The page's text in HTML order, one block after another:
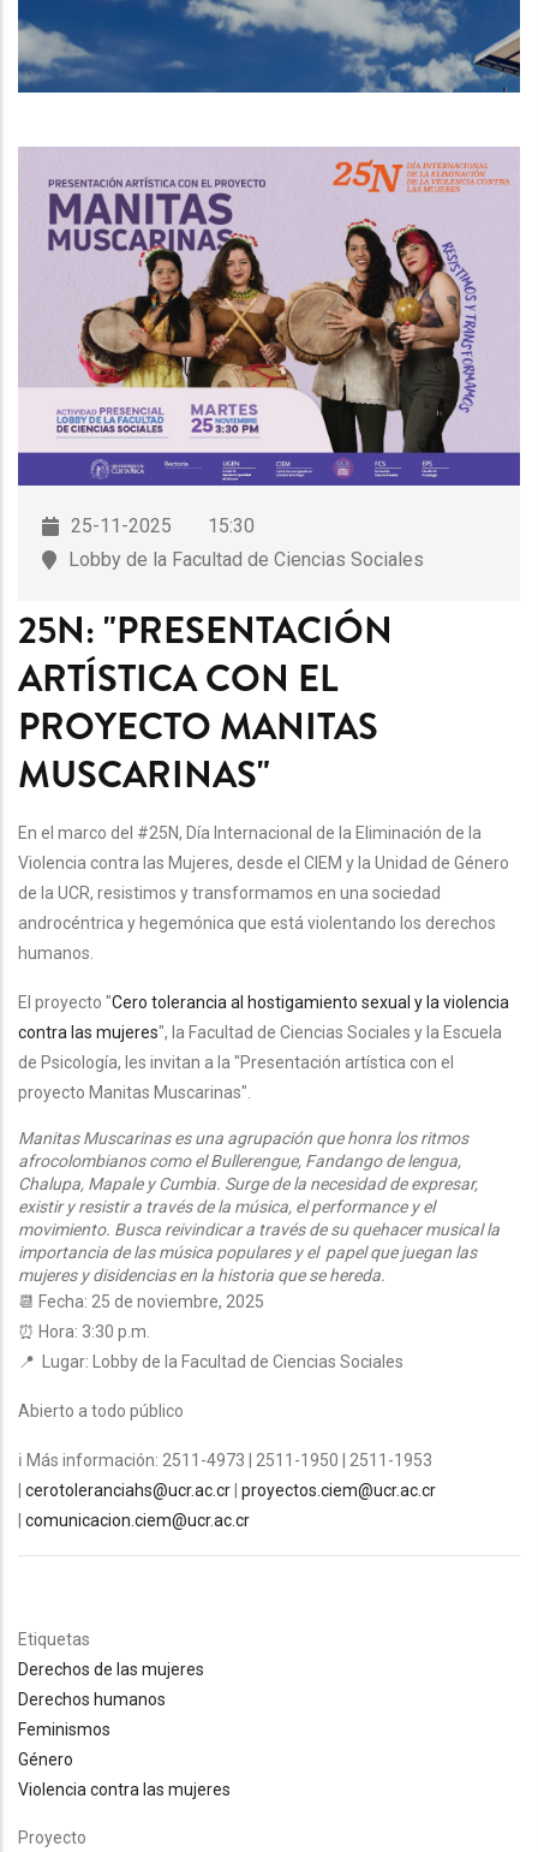
NAVEGACIÓN
25-11-2025
15:30
Lobby de la Facultad de Ciencias Sociales
25N: "PRESENTACIÓN
ARTÍSTICA CON EL
PROYECTO MANITAS
MUSCARINAS"
En el marco del #25N, Día Internacional de la Eliminación de la
Violencia contra las Mujeres, desde el CIEM y la Unidad de Género
de la UCR, resistimos y transformamos en una sociedad
androcéntrica y hegemónica que está violentando los derechos
humanos.
El proyecto "Cero tolerancia al hostigamiento sexual y la violencia
contra las mujeres", la Facultad de Ciencias Sociales y la Escuela
de Psicología, les invitan a la "Presentación artística con el
proyecto Manitas Muscarinas".
Manitas Muscarinas es una agrupación que honra los ritmos
afrocolombianos como el Bullerengue, Fandango de lengua,
Chalupa, Mapale y Cumbia. Surge de la necesidad de expresar,
existir y resistir a través de la música, el performance y el
movimiento. Busca reivindicar a través de su quehacer musical la
importancia de las música populares y el papel que juegan las
mujeres y disidencias en la historia que se hereda.
📆 Fecha: 25 de noviembre, 2025
⏰ Hora: 3:30 p.m.
📍 Lugar:
Lobby de la Facultad de Ciencias Sociales
Abierto a todo público
ℹ Más información: 2511-4973 | 2511-1950 | 2511-1953
cerotoleranciahs@ucr.ac.cr proyectos.ciem@ucr.ac.cr
comunicacion.ciem@ucr.ac.cr
Etiquetas
Derechos de las mujeres
Derechos humanos
Feminismos
Género
Violencia contra las mujeres
Proyecto